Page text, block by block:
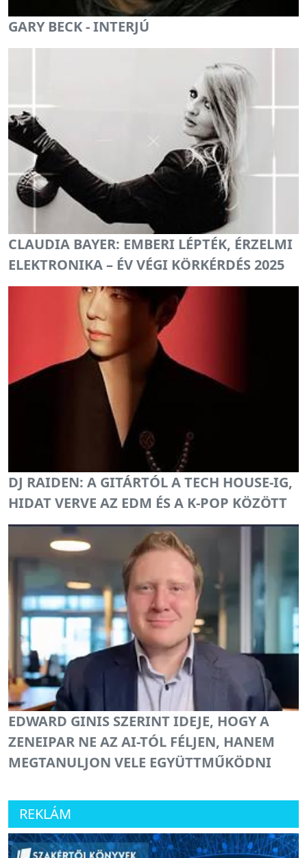
GARY BECK - INTERJÚ
CLAUDIA BAYER: EMBERI LÉPTÉK, ÉRZELMI
ELEKTRONIKA – ÉV VÉGI KÖRKÉRDÉS 2025
DJ RAIDEN: A GITÁRTÓL A TECH HOUSE-IG,
HIDAT VERVE AZ EDM ÉS A K-POP KÖZÖTT
EDWARD GINIS SZERINT IDEJE, HOGY A
ZENEIPAR NE AZ AI-TÓL FÉLJEN, HANEM
MEGTANULJON VELE EGYÜTTMŰKÖDNI
REKLÁM